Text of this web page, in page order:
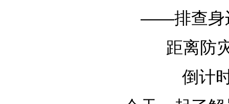
——排查身
距离防
倒计